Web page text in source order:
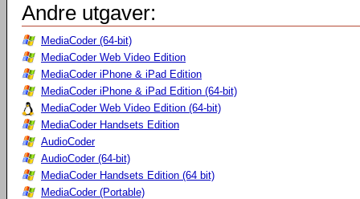
Andre utgaver:
MediaCoder (64-bit)
MediaCoder Web Video Edition
MediaCoder iPhone & iPad Edition
MediaCoder iPhone & iPad Edition (64-bit)
MediaCoder Web Video Edition (64-bit)
MediaCoder Handsets Edition
AudioCoder
AudioCoder (64-bit)
MediaCoder Handsets Edition (64 bit)
MediaCoder (Portable)